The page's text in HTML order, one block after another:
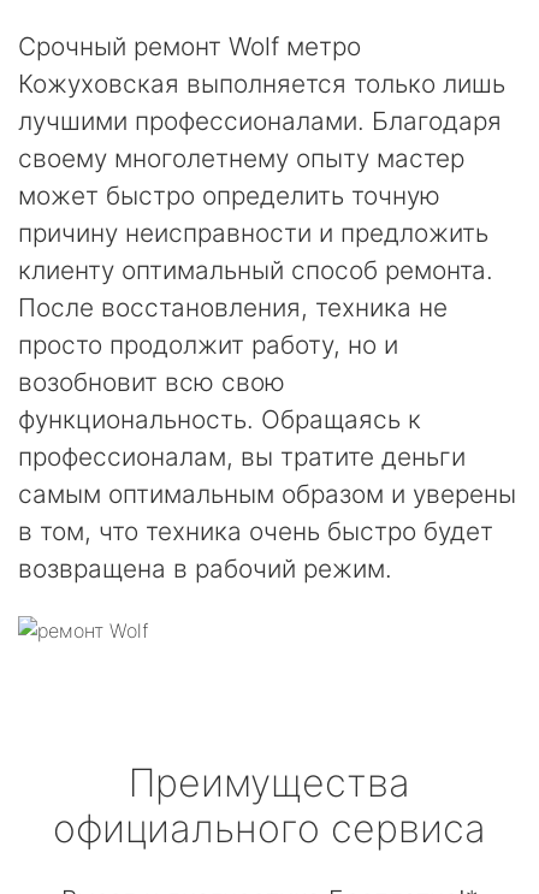
Срочный ремонт Wolf метро
Кожуховская выполняется только лишь
лучшими профессионалами. Благодаря
своему многолетнему опыту мастер
может быстро определить точную
причину неисправности и предложить
клиенту оптимальный способ ремонта.
После восстановления, техника не
просто продолжит работу, но и
возобновит всю свою
функциональность. Обращаясь к
профессионалам, вы тратите деньги
самым оптимальным образом и уверены
в том, что техника очень быстро будет
возвращена в рабочий режим.
Преимущества
официального сервиса